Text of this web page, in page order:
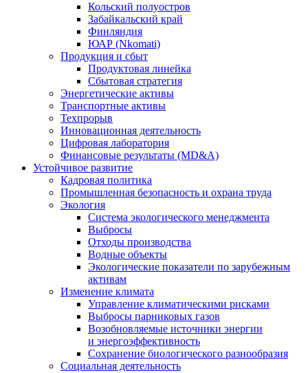
Кольский полуостров
Забайкальский край
Финляндия
ЮАР (Nkomati)
Продукция и сбыт
Продуктовая линейка
Сбытовая стратегия
Энергетические активы
Транспортные активы
Техпрорыв
Инновационная деятельность
Цифровая лаборатория
Финансовые результаты (MD&A)
Устойчивое развитие
Кадровая политика
Промышленная безопасность и охрана труда
Экология
Система экологического менеджмента
Выбросы
Отходы производства
Водные объекты
Экологические показатели по зарубежным
активам
Изменение климата
Управление климатическими рисками
Выбросы парниковых газов
Возобновляемые источники энергии
и энергоэффективность
Сохранение биологического разнообразия
Социальная деятельность